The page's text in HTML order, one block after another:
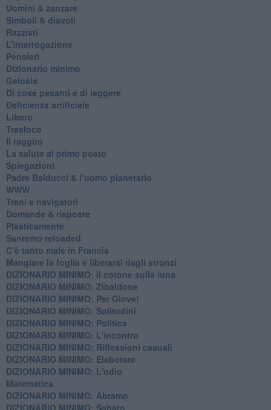
Uomini & zanzare
​Simboli & diavoli
Razzisti
​L’interrogazione
Pensieri
​Dizionario minimo
Gelosia
Di cose pesanti e di leggere
​Deficienza artificiale
Libero
Trasloco
Il raggiro
​La salute al primo posto
Spiegazioni
Padre Balducci & l’uomo planetario
WWW
​Treni e navigatori
​Domande & risposte
​Plasticamente
Sanremo reloaded
C’è tanto male in Francia
​Mangiare la foglia e liberarsi dagli stronzi
DIZIONARIO MINIMO: Il cotone sulla luna
DIZIONARIO MINIMO: Zibaldone
DIZIONARIO MINIMO: Per Giove!
DIZIONARIO MINIMO: Solitudini
DIZIONARIO MINIMO: Politica
DIZIONARIO MINIMO: L'incontro
DIZIONARIO MINIMO: Riflessioni casuali
DIZIONARIO MINIMO: Elaborare
DIZIONARIO MINIMO: L'odio
​Matematica
DIZIONARIO MINIMO: Abramo
DIZIONARIO MINIMO: Sabato